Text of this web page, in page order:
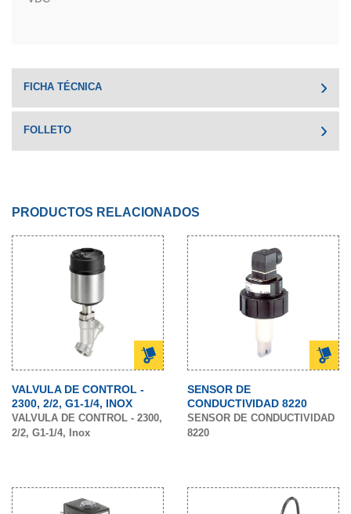
FICHA TÉCNICA
FOLLETO
PRODUCTOS RELACIONADOS
VALVULA DE CONTROL -
2300, 2/2, G1-1/4, INOX
VALVULA DE CONTROL - 2300,
2/2, G1-1/4, Inox
SENSOR DE
CONDUCTIVIDAD 8220
SENSOR DE CONDUCTIVIDAD
8220